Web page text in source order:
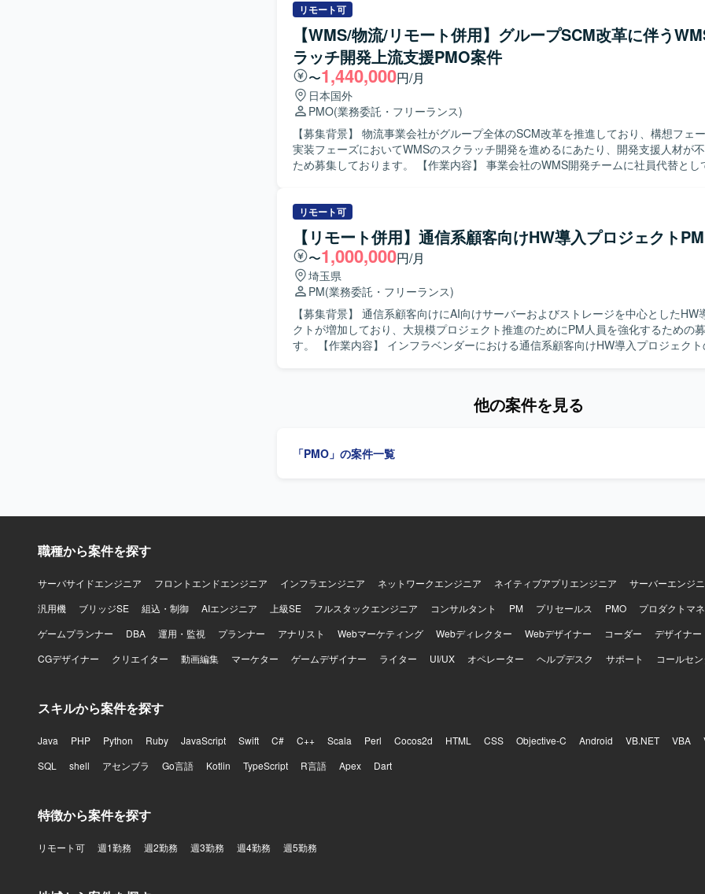
物像】 エンドユーザーとの折衝を主体的に進められるコミュニケーション力の高
おります。 業務観点とシステム観点の双方から課題を捉え、自ら情報収集しなが
を行っていただける方が望ましいです。 【ポジションの魅力】 ユーザー側の立場で新契約系業
務に深く関わりながら、要件定義やレビューなど上流工程に特化して経験を積むこ
す。 開発ベンダーとの連携を通じて、業務知見とシステム知見の両面でスキルを
境です。 【開発環境】 開発言語などの技術要素については確認中です。
リモート可
【WMS/物流/リモート併用】グループSCM改革に伴う
ラッチ開発上流支援PMO案件
〜1,440,000円/月
日本国外
PMO(業務委託・フリーランス)
【募集背景】 物流事業会社がグループ全体のSCM改革を推進しており、構想フェ
実装フェーズにおいてWMSのスクラッチ開発を進めるにあたり、開発支援人材が
ため募集しております。 【作業内容】 事業会社のWMS開発チームに社員代替として参画し、
どPMO業務を通じてプロジェクトを前に進めていただきます。 【求める人物像】 物流業界や
WMSに対する深い理解を持ち、主体的かつ自走的に業務を推進いただける方を求
す。 関係者と良好なコミュニケーションを取りながら、課題を整理し解決に導い
望ましいです。 【ポジションの魅力】 グループ全体のSCM改革という戦略的な取り組みにおい
て、中核となるWMSのスクラッチ開発に上流から関わることができます。 事業会
ベンダコントロールやPMOを担うことで、業務とシステムの両面から大規模プロ
ードする経験を積むことができます。 【開発環境】 WMSを中心とした物流システムのスクラ
ッチ開発プロジェクトとなり、上流工程やベンダコントロールを通じて設計・実装
に関わっていただきます。
リモート可
【リモート併用】通信系顧客向けHW導入プロジェクトPM
〜1,000,000円/月
埼玉県
PM(業務委託・フリーランス)
【募集背景】 通信系顧客向けにAI向けサーバーおよびストレージを中心としたHW
クトが増加しており、大規模プロジェクト推進のためにPM人員を強化するための
す。 【作業内容】 インフラベンダーにおける通信系顧客向けHW導入プロジェクトのPMとし
ただきます。 搬入業者の手配やデータセンター側への入館申請など、機器搬入に
ト運営に必要なドキュメントの作成・更新を行っていただきます。 複数のPMと連
術やプロジェクト規模にも柔軟に対応できる方を歓迎いたします。 【ポジションの魅力】 通信
トのスキルを幅広く伸ばしていただけます。 【開発環境】 AI向けサーバーおよびストレージを
他の案件を見る
「PMO」の案件一覧
職種から案件を探す
サーバサイドエンジニア フロントエンドエンジニア インフラエンジニア ネットワークエンジニア ネイティブアプリエンジニア
サーバーエンジ
汎用機
ブリッジSE 組込・制御 AIエンジニア 上級SE フルスタックエンジニア コンサルタント PM プリセールス PMO
プロダクトマ
ゲームプランナー
DBA 運用・監視 プランナー アナリスト Webマーケティング Webディレクター Webデザイナー コーダー
デザイナー
CGデザイナー
クリエイター 動画編集 マーケター ゲームデザイナー ライター UI/UX オペレーター ヘルプデスク サポート コールセ
スキルから案件を探す
Java PHP Python Ruby JavaScript Swift C# C++ Scala Perl Cocos2d HTML CSS Objective-C Android VB.NET VBA
SQL
shell アセンブラ Go言語 Kotlin TypeScript R言語 Apex Dart
特徴から案件を探す
リモート可 週1勤務 週2勤務 週3勤務 週4勤務 週5勤務